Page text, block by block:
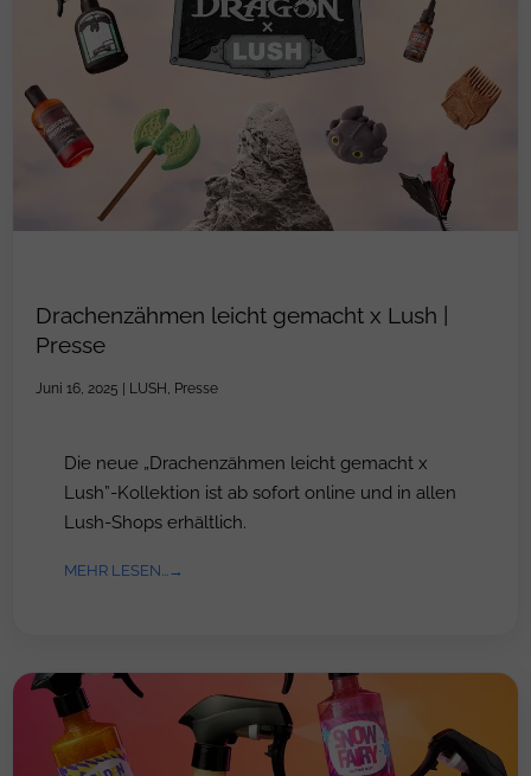
Drachenzähmen leicht gemacht x Lush |
Presse
Juni 16, 2025 | LUSH Presse
Die neue „Drachenzähmen leicht gemacht x
Lush”-Kollektion ist ab sofort online und in allen
Lush-Shops erhältlich.
MEHR LESEN...